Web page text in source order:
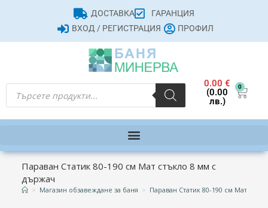
ДОСТАВКА
ГАРАНЦИЯ
ВХОД / РЕГИСТРАЦИЯ
ПРОФИЛ
0.00€
(0.00
лв.)
0
Параван Статик 80-190 см Мат стъкло 8 мм с
държач
> Магазин обзавеждане за баня > Параван Статик 80-190 см Мат